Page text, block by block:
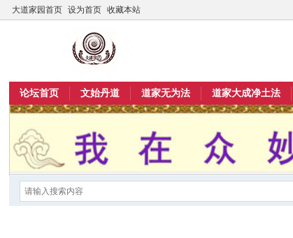
大道家园首页 设为首页 收藏本站
论坛首页 文始丹道 道家无为法 道家大成净土法